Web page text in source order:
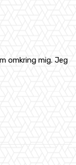
omkring mig. Jeg